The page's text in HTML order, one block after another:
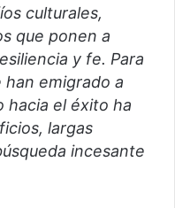
culturales,
que ponen a
y fe. Para
han emigrado a
hacia el éxito ha
largas
incesante